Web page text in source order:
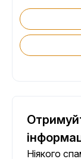
Ніякого